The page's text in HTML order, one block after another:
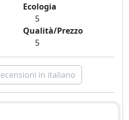
Ecologia
5
Qualità/Prezzo
5
in italiano